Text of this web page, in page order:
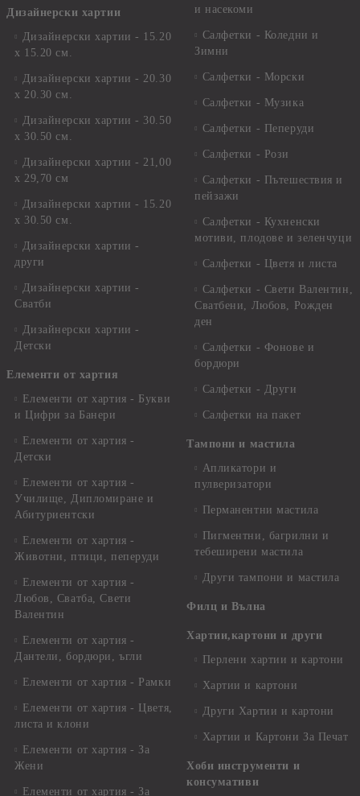
Дизайнерски хартии
Дизайнерски хартии - 15.20
х 15.20 см.
Дизайнерски хартии - 20.30
х 20.30 см.
Дизайнерски хартии - 30.50
х 30.50 см.
Дизайнерски хартии - 21,00
х 29,70 см
Дизайнерски хартии - 15.20
x 30.50 см.
Дизайнерски хартии -
други
Дизайнерски хартии -
Сватби
Дизайнерски хартии -
Детски
Елементи от хартия
Елементи от хартия - Букви
и Цифри за Банери
Елементи от хартия -
Детски
Елементи от хартия -
Училище, Дипломиране и
Абитуриентски
Елементи от хартия -
Животни, птици, пеперуди
Елементи от хартия -
Любов, Сватба, Свети
Валентин
Елементи от хартия -
Дантели, бордюри, ъгли
Елементи от хартия - Рамки
Елементи от хартия - Цветя,
листа и клони
Елементи от хартия - За
Жени
Елементи от хартия - За
и насекоми
Салфетки - Коледни и
Зимни
Салфетки - Морски
Салфетки - Музика
Салфетки - Пеперуди
Салфетки - Рози
Салфетки - Пътешествия и
пейзажи
Салфетки - Кухненски
мотиви, плодове и зеленчуци
Салфетки - Цветя и листа
Салфетки - Свети Валентин,
Сватбени, Любов, Рожден
ден
Салфетки - Фонове и
бордюри
Салфетки - Други
Салфетки на пакет
Тампони и мастила
Апликатори и
пулверизатори
Перманентни мастила
Пигментни, багрилни и
тебеширени мастила
Други тампони и мастила
Филц и Вълна
Хартии,картони и други
Перлени хартии и картони
Хартии и картони
Други Хартии и картони
Хартии и Картони За Печат
Хоби инструменти и
консумативи